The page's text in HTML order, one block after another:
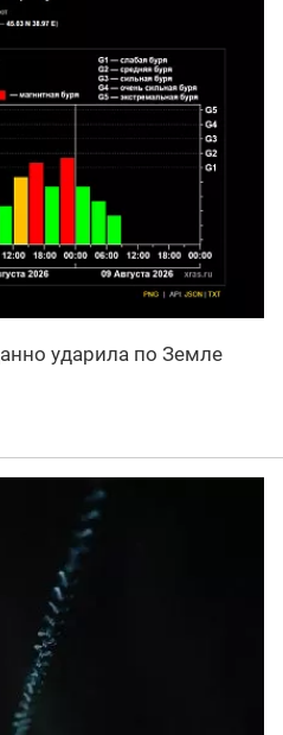
ударила по Земле